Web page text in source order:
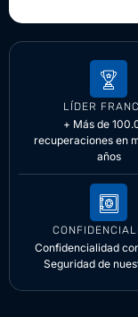
LÍDER
+ Más de
recuperaciones en
años
Confidencialidad
Seguridad de